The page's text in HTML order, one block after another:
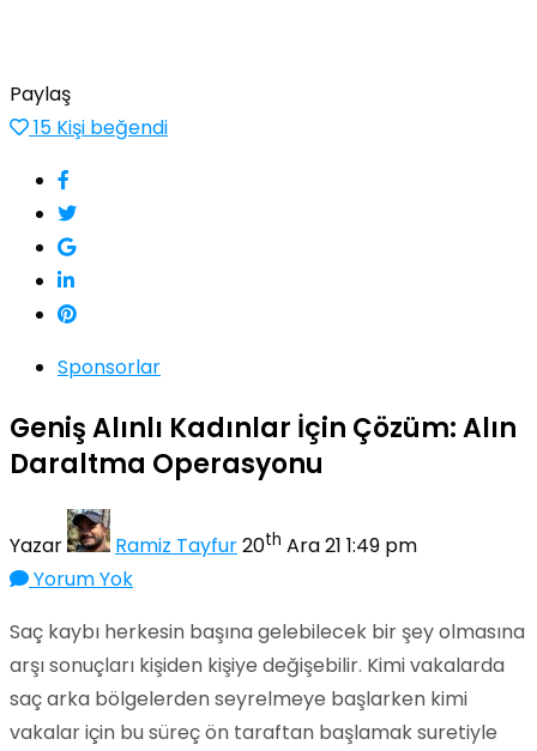
Paylaş
15 Kişi beğendi
Sponsorlar
Geniş Alınlı Kadınlar İçin Çözüm: Alın
Daraltma Operasyonu
Yazar Ramiz Tayfur20th Ara 21 1:49 pm
Yorum Yok
Saç kaybı herkesin başına gelebilecek bir şey olmasına
arşı sonuçları kişiden kişiye değişebilir. Kimi vakalarda
saç arka bölgelerden seyrelmeye başlarken kimi
vakalar için bu süreç ön taraftan başlamak suretiyle